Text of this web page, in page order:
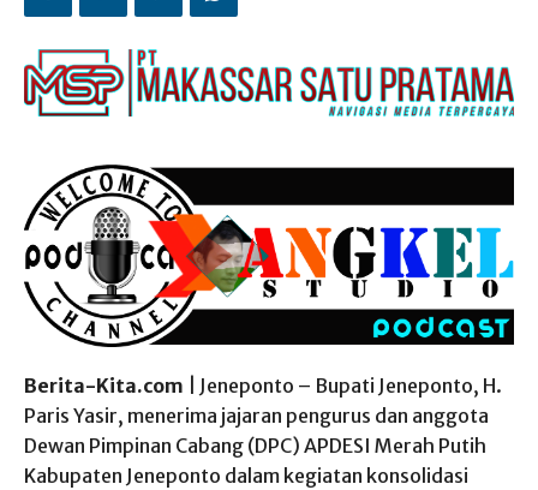
Berita-Kita.com | Jeneponto – Bupati Jeneponto, H.
Paris Yasir, menerima jajaran pengurus dan anggota
Dewan Pimpinan Cabang (DPC) APDESI Merah Putih
Kabupaten Jeneponto dalam kegiatan konsolidasi